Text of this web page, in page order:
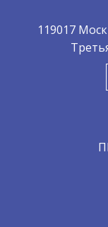
119017